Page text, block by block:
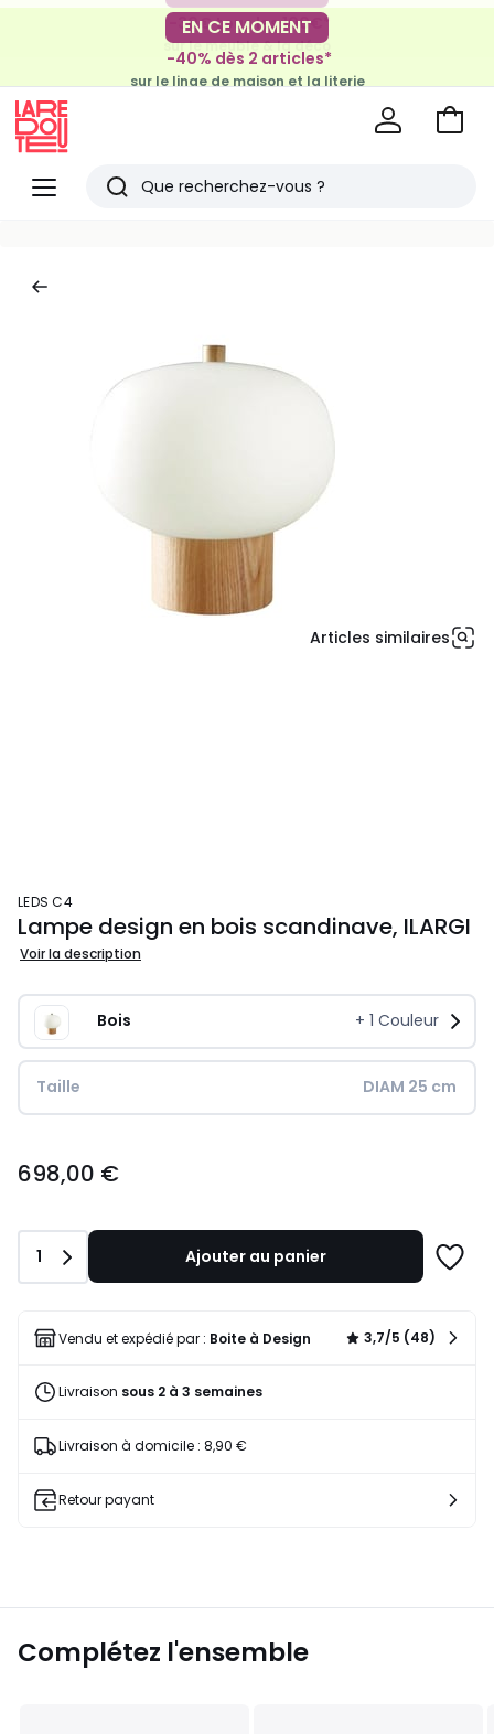
-30€ tous les 100€*
sur le meuble & la déco
EN CE MOMENT
-40% dès 2 articles*
sur le linge de maison et la literie
Menu
Redoute
Rechercher
Voir
Articles similaires
LEDS C4
Lampe design en bois scandinave, ILARGI
Voir la description
Bois + 1 Couleur
Taille DIAM 25 cm
€.
698,00 €
Quantité
1 Ajouter au panier
liste
Vendu et expédié par : Boite à Design 3,7/5 (48)
Livraison sous 2 à 3 semaines
Livraison à domicile : 8,90 €
Retour payant
Complétez l'ensemble